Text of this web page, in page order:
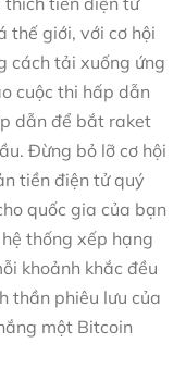
thế giới, với cơ hội
cách tải xuống ứng
cuộc thi hấp dẫn
dẫn để bắt raket
Đừng bỏ lỡ cơ hội
tiền điện tử quý
quốc gia của bạn
thống xếp hạng
khoảnh khắc đều
thần phiêu lưu của
một Bitcoin